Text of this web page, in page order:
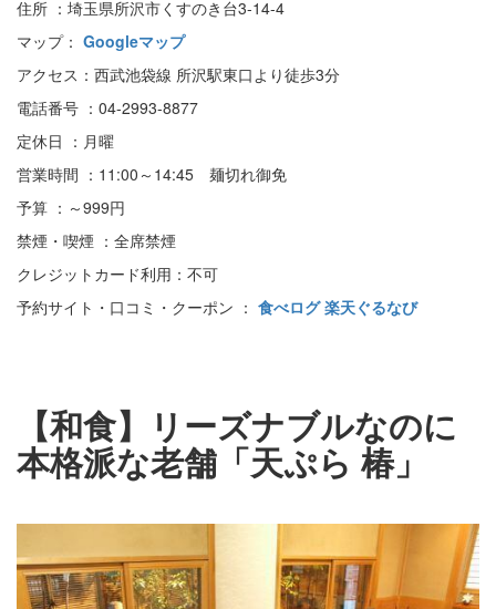
住所 ：埼玉県所沢市くすのき台3-14-4
マップ： Googleマップ
アクセス：西武池袋線 所沢駅東口より徒歩3分
電話番号 ：04-2993-8877
定休日 ：月曜
営業時間 ：11:00～14:45 麺切れ御免
予算 ：～999円
禁煙・喫煙 ：全席禁煙
クレジットカード利用：不可
予約サイト・口コミ・クーポン ： 食べログ楽天ぐるなび
【和食】リーズナブルなのに
本格派な老舗「天ぷら 椿」